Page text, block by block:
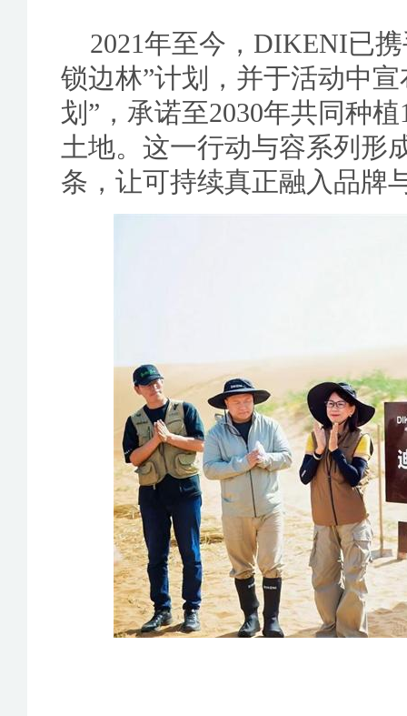
2021年至今，DIKENI已
锁边林”计划，并于活动中
划”，承诺至2030年共同种
土地。这一行动与容系列形
条，让可持续真正融入品牌